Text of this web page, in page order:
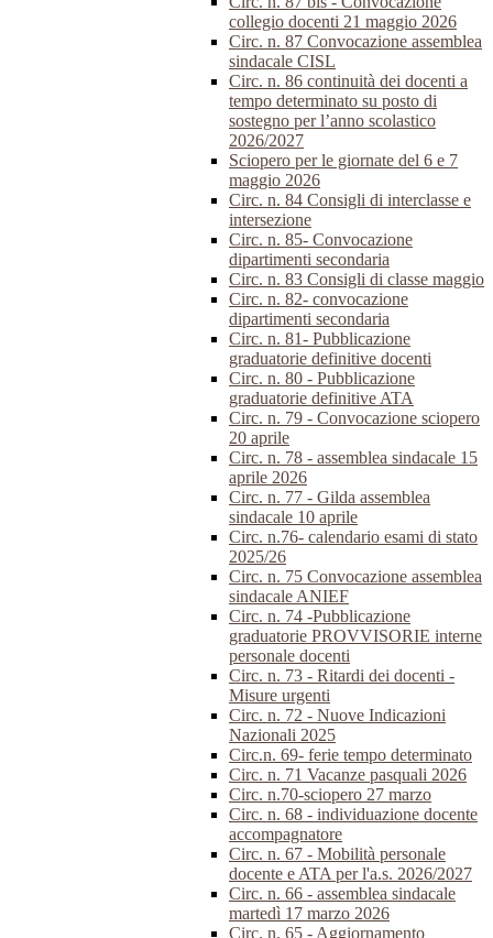
collegio docenti 21 maggio 2026
Circ. n. 87 Convocazione assemblea
sindacale CISL
Circ. n. 86 continuità dei docenti a
tempo determinato su posto di
sostegno per l’anno scolastico
2026/2027
Sciopero per le giornate del 6 e 7
maggio 2026
Circ. n. 84 Consigli di interclasse e
intersezione
Circ. n. 85- Convocazione
dipartimenti secondaria
Circ. n. 83 Consigli di classe maggio
Circ. n. 82- convocazione
dipartimenti secondaria
Circ. n. 81- Pubblicazione
graduatorie definitive docenti
Circ. n. 80 - Pubblicazione
graduatorie definitive ATA
Circ. n. 79 - Convocazione sciopero
20 aprile
Circ. n. 78 - assemblea sindacale 15
aprile 2026
Circ. n. 77 - Gilda assemblea
sindacale 10 aprile
Circ. n.76- calendario esami di stato
2025/26
Circ. n. 75 Convocazione assemblea
sindacale ANIEF
Circ. n. 74 -Pubblicazione
graduatorie PROVVISORIE interne
personale docenti
Circ. n. 73 - Ritardi dei docenti -
Misure urgenti
Circ. n. 72 - Nuove Indicazioni
Nazionali 2025
Circ.n. 69- ferie tempo determinato
Circ. n. 71 Vacanze pasquali 2026
Circ. n.70-sciopero 27 marzo
Circ. n. 68 - individuazione docente
accompagnatore
Circ. n. 67 - Mobilità personale
docente e ATA per l'a.s. 2026/2027
Circ. n. 66 - assemblea sindacale
martedì 17 marzo 2026
Circ. n. 65 - Aggiornamento